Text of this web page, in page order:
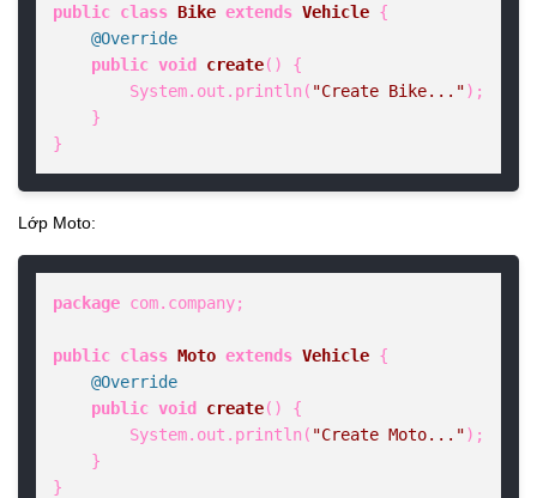
public class Bike extends Vehicle {
@Override
public void create()
{
        System.out.println(
"Create Bike...");
}
Lớp Moto:
package com.company;
public class Moto extends Vehicle {
@Override
public void create()
{
        System.out.println(
"Create Moto...");
}